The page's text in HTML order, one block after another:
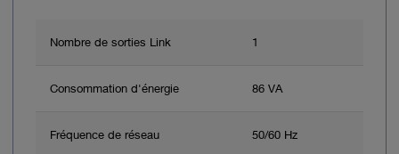
Nombre de sorties Link 1
Consommation d'énergie 86 VA
Fréquence de réseau 50/60 Hz